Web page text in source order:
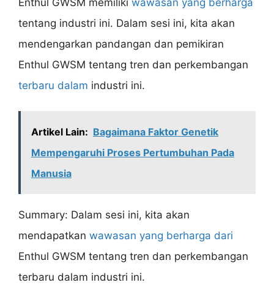
tentang industri ini. Dalam sesi ini, kita akan
mendengarkan pandangan dan pemikiran
Enthul GWSM tentang tren dan perkembangan
terbaru dalam industri ini.
Artikel Lain: Bagaimana Faktor Genetik
Mempengaruhi Proses Pertumbuhan Pada
Manusia
Summary: Dalam sesi ini, kita akan
mendapatkan wawasan yang berharga dari
Enthul GWSM tentang tren dan perkembangan
terbaru dalam industri ini.